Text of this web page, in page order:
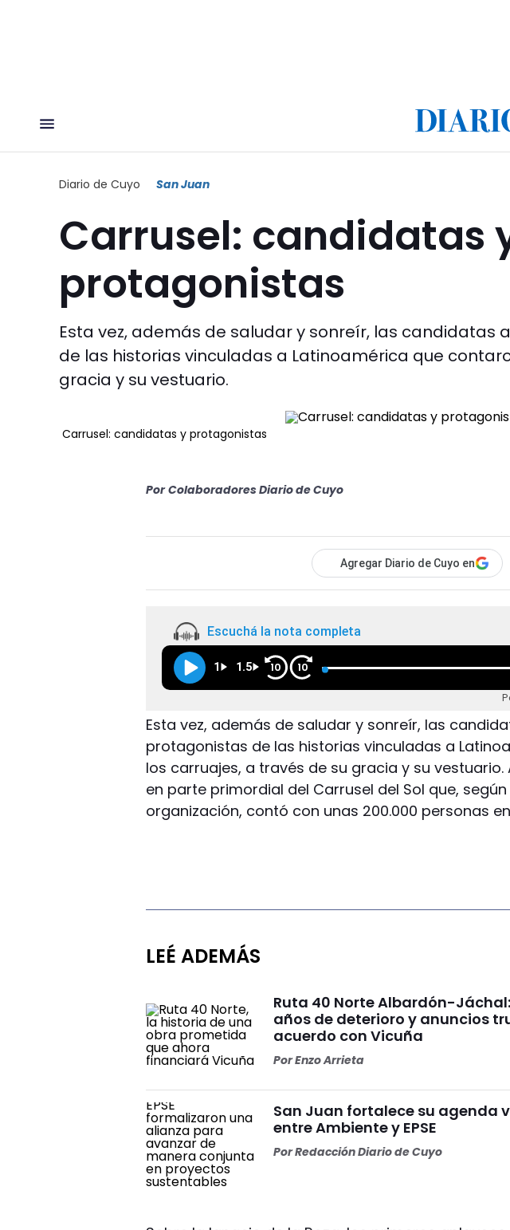
Diario de Cuyo San Juan
Carrusel: candidatas
protagonistas
Esta vez, además de saludar y sonreír, las candidatas
de las historias vinculadas a Latinoamérica que
gracia y su vestuario.
Carrusel: candidatas y protagonistas
Por Colaboradores Diario de Cuyo
Agregar Diario de Cuyo en
Escuchá la nota completa
1 1.5 10 10
Esta vez, además de saludar y sonreír, las
protagonistas de las historias vinculadas a
los carruajes, a través de su gracia y su
en parte primordial del Carrusel del Sol que,
organización, contó con unas 200.000 personas
LEÉ ADEMÁS
Ruta 40 Norte Albardón-
años de deterioro y anuncios
acuerdo con Vicuña
PorEnzo Arrieta
San Juan fortalece su agenda
entre Ambiente y EPSE
PorRedacción Diario de Cuyo